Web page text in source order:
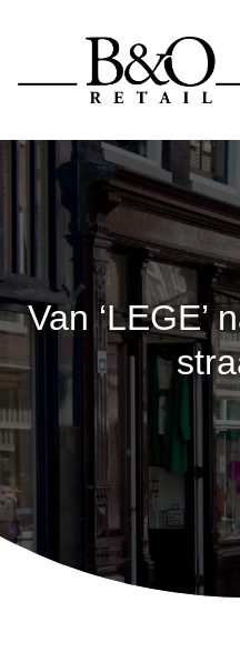
Van ‘LEGE’